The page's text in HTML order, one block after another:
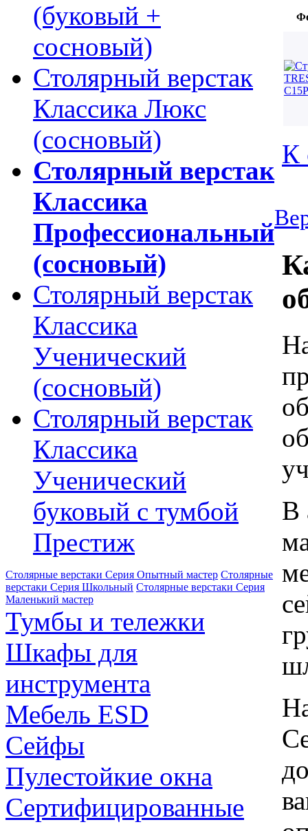
(буковый +
сосновый)
Столярный верстак
Классика Люкс
(сосновый)
Столярный верстак
Классика
Профессиональный
(сосновый)
Столярный верстак
Классика
Ученический
(сосновый)
Столярный верстак
Классика
Ученический
буковый с тумбой
Престиж
Столярные верстаки Серия Опытный мастер Столярные
верстаки Серия Школьный Столярные верстаки Серия
Маленький мастер
Тумбы и тележки
Шкафы для
инструмента
Мебель ESD
Сейфы
Пулестойкие окна
Сертифицированные
К
В